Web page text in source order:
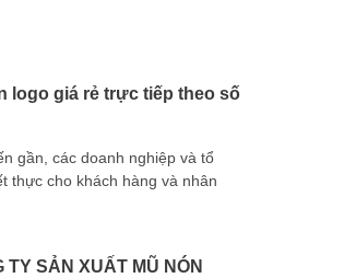
logo giá rẻ trực tiếp theo số
gần, các doanh nghiệp và tổ
thực cho khách hàng và nhân
TY SẢN XUẤT MŨ NÓN